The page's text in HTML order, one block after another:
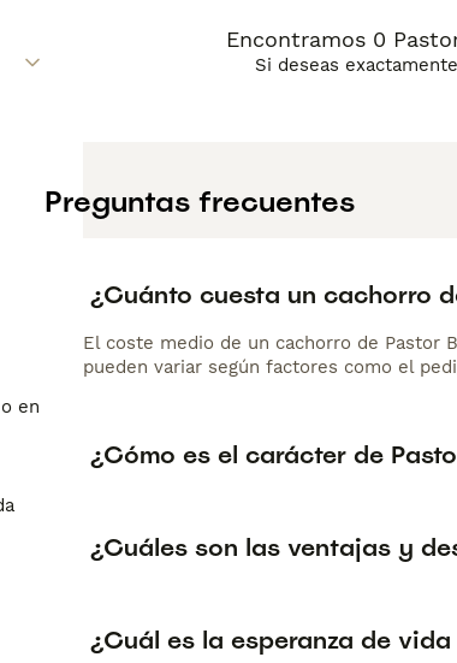
en el
Encontramos 0
Si deseas
Preguntas frecuentes
¿Cuánto cuesta un cachorro
El coste medio de un cachorro de Pastor
pueden variar según factores como el
¿Cómo es el carácter de
¿Cuáles son las ventajas y
¿Cuál es la esperanza de